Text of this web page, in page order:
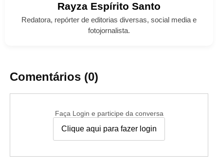
Rayza Espírito Santo
Redatora, repórter de editorias diversas, social media e
fotojornalista.
Comentários (0)
Faça Login e participe da conversa
Clique aqui para fazer login